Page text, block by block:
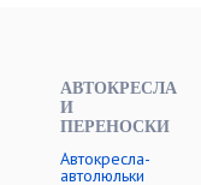
АВТОКРЕСЛА
И
ПЕРЕНОСКИ
Автокресла-
автолюльки